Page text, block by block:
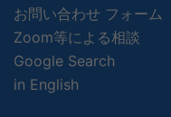
お問い合わせ フォーム
Zoom等による相談
Google Search
in English